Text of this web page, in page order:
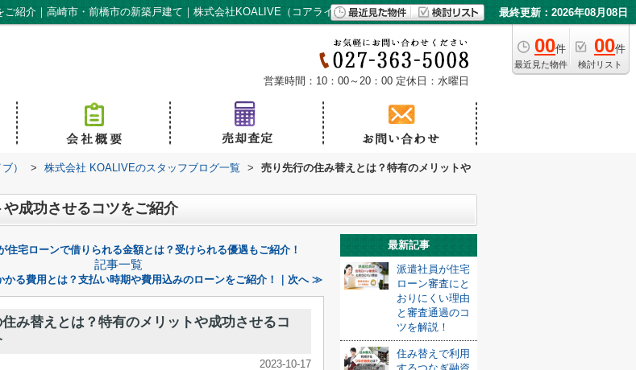
紹介｜高崎市・前橋市の新築戸建て｜株式会社KOALIVE（コアライブ） 最終更新：2026年08月08日
00件
最近見た物件
00件
検討リスト
営業時間：10：00～20：00 定休日：水曜日
） > 株式会社 KOALIVEのスタッフブログ一覧 >
売り先行の住み替えとは？特有のメリットや
成功させるコツをご紹介
宅ローンで借りられる金額とは？受けられる優遇もご紹介！
記事一覧
かる費用とは？支払い時期や費用込みのローンをご紹介！｜次へ ≫
み替えとは？特有のメリットや成功させるコ
2023-10-17
最新記事
派遣社員が住宅
ローン審査にと
おりにくい理由
と審査通過のコ
ツを解説！
住み替えで利用